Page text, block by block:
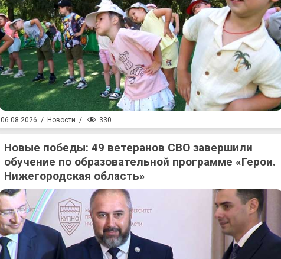
06.08.2026 / Новости / 330
Новые победы: 49 ветеранов СВО завершили
обучение по образовательной программе «Герои.
Нижегородская область»